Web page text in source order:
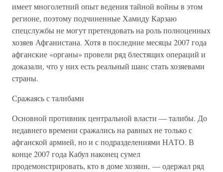
имеет многолетний опыт ведения тайной войны в этом
регионе, поэтому подчиненные Хамиду Карзаю
спецслужбы не могут претендовать на роль полноценных
хозяев Афганистана. Хотя в последние месяцы 2007 года
афганские «органы» провели ряд блестящих операций и
доказали, что у них есть реальный шанс стать хозяевами
страны.
Сражаясь с талибами
Основной противник центральной власти — талибы. До
недавнего времени сражались на равных не только с
афганской армией, но и с подразделениями НАТО. В
конце 2007 года Кабул наконец сумел
продемонстрировать, кто в доме хозяин, — одержал ряд